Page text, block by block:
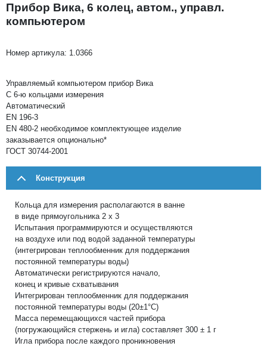
Прибор Вика, 6 колец, автом., управл.
компьютером
Номер артикула: 1.0366
Управляемый компьютером прибор Вика
С 6-ю кольцами измерения
Автоматический
EN 196-3
EN 480-2 необходимое комплектующее изделие
заказывается опционально*
ГОСТ 30744-2001
Конструкция
Кольца для измерения располагаются в ванне
в виде прямоугольника 2 х 3
Испытания программируются и осуществляются
на воздухе или под водой заданной температуры
(интегрирован теплообменник для поддержания
постоянной температуры воды)
Автоматически регистрируются начало,
конец и кривые схватывания
Интегрирован теплообменник для поддержания
постоянной температуры воды (20±1°C)
Масса перемещающихся частей прибора
(погружающийся стержень и игла) составляет 300 ± 1 г
Игла прибора после каждого проникновения